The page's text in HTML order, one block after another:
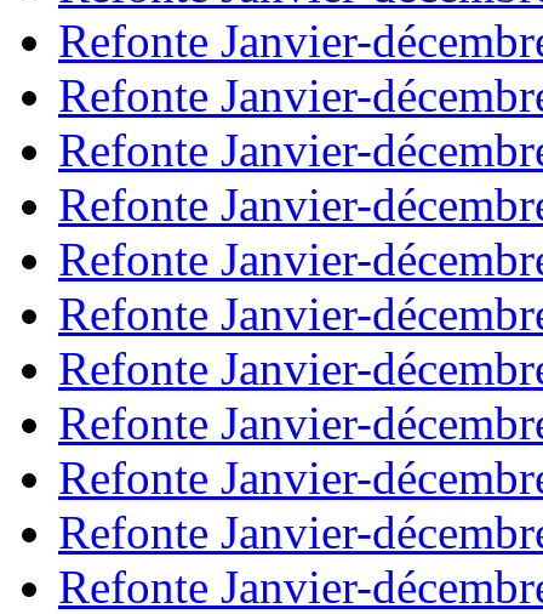
Refonte Janvier-
Refonte Janvier-
Refonte Janvier-
Refonte Janvier-
Refonte Janvier-
Refonte Janvier-
Refonte Janvier-
Refonte Janvier-
Refonte Janvier-
Refonte Janvier-
Refonte Janvier-